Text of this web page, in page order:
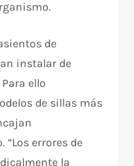
de
instalar de
ello
de sillas más
errores de
la